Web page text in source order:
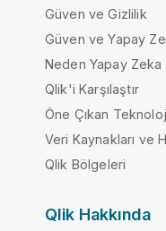
Güven ve Gizlilik
Güven ve Yapay
Neden Yapay Zeka
Qlik'i Karşılaştır
Öne Çıkan
Veri Kaynakları ve
Qlik Bölgeleri
Qlik Hakkında